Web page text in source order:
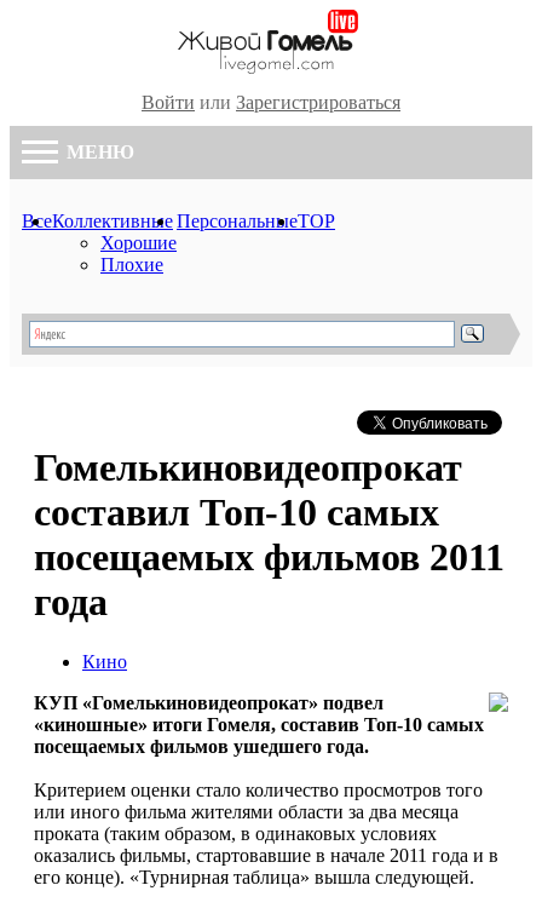
Войти или Зарегистрироваться
МЕНЮ
ВсеКоллективные
Хорошие
Плохие
ПерсональныеTOP
Гомелькиновидеопрокат
составил Топ-10 самых
посещаемых фильмов 2011
года
Кино
КУП «Гомелькиновидеопрокат» подвел
«киношные» итоги Гомеля, составив Топ-10 самых
посещаемых фильмов ушедшего года.
Критерием оценки стало количество просмотров того
или иного фильма жителями области за два месяца
проката (таким образом, в одинаковых условиях
оказались фильмы, стартовавшие в начале 2011 года и в
его конце). «Турнирная таблица» вышла следующей.